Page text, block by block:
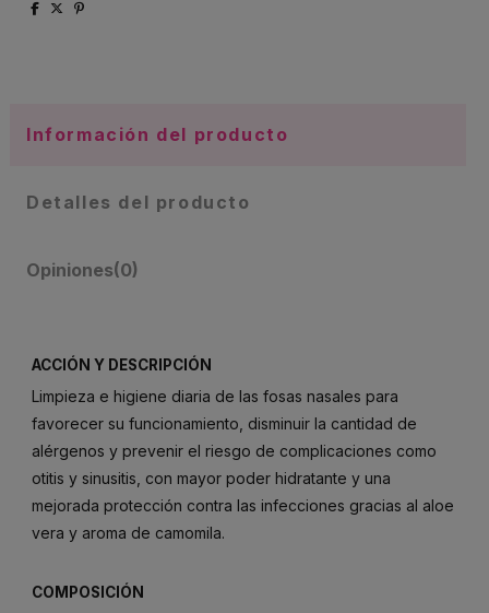
Información del producto
Detalles del producto
Opiniones(0)
ACCIÓN Y DESCRIPCIÓN
Limpieza e higiene diaria de las fosas nasales para
favorecer su funcionamiento, disminuir la cantidad de
alérgenos y prevenir el riesgo de complicaciones como
otitis y sinusitis, con mayor poder hidratante y una
mejorada protección contra las infecciones gracias al aloe
vera y aroma de camomila.
COMPOSICIÓN